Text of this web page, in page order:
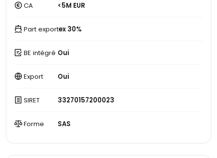
CA <5M EUR
Part exportex 30%
BE intégré Oui
Export Oui
SIRET 33270157200023
Forme SAS